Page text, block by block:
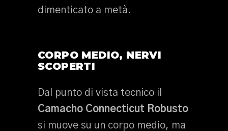
dimenticato a metà.
CORPO MEDIO, NERVI
SCOPERTI
Dal punto di vista tecnico il
Camacho Connecticut Robusto
si muove su un corpo medio, ma